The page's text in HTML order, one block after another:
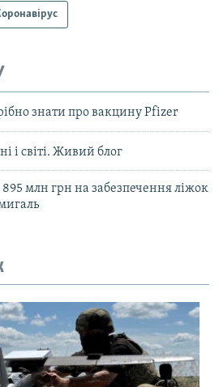
знати про вакцину Pfizer
і світі. Живий блог
895 млн грн на забезпечення ліжок